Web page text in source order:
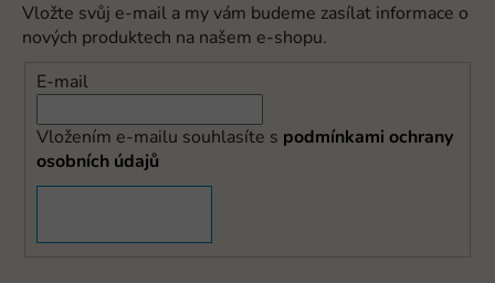
Vložte svůj e-mail a my vám budeme zasílat informace o
nových produktech na našem e-shopu.
E-mail
Vložením e-mailu souhlasíte s podmínkami ochrany
osobních údajů